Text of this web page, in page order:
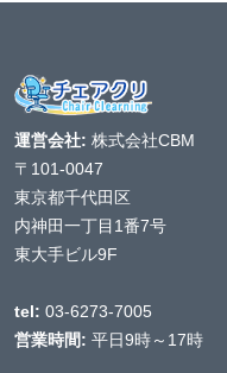
運営会社: 株式会社CBM
〒101-0047
東京都千代田区
内神田一丁目1番7号
東大手ビル9F
tel: 03-6273-7005
営業時間: 平日9時～17時